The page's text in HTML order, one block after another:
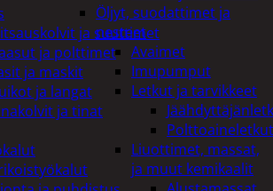
Öljyt, suodattimet ja
nesteet
Avaimet
Imupumput
Letkut ja tarvikkeet
Polttoaineletkut
Liuottimet, massat,
ja muut kemikaalit
ja suuttimet
ja polttimet
ja maskit
ja langat
ja tinat